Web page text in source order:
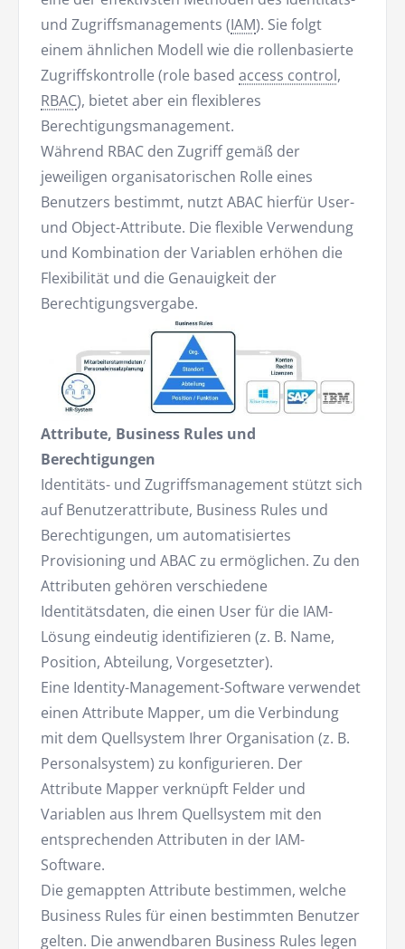
und Zugriffsmanagements (IAM). Sie folgt
einem ähnlichen Modell wie die rollenbasierte
Zugriffskontrolle (role based access control,
RBAC), bietet aber ein flexibleres
Berechtigungsmanagement.
Während RBAC den Zugriff gemäß der
jeweiligen organisatorischen Rolle eines
Benutzers bestimmt, nutzt ABAC hierfür User-
und Object-Attribute. Die flexible Verwendung
und Kombination der Variablen erhöhen die
Flexibilität und die Genauigkeit der
Berechtigungsvergabe.
Attribute, Business Rules und
Berechtigungen
Identitäts- und Zugriffsmanagement stützt sich
auf Benutzerattribute, Business Rules und
Berechtigungen, um automatisiertes
Provisioning und ABAC zu ermöglichen. Zu den
Attributen gehören verschiedene
Identitätsdaten, die einen User für die IAM-
Lösung eindeutig identifizieren (z. B. Name,
Position, Abteilung, Vorgesetzter).
Eine Identity-Management-Software verwendet
einen Attribute Mapper, um die Verbindung
mit dem Quellsystem Ihrer Organisation (z. B.
Personalsystem) zu konfigurieren. Der
Attribute Mapper verknüpft Felder und
Variablen aus Ihrem Quellsystem mit den
entsprechenden Attributen in der IAM-
Software.
Die gemappten Attribute bestimmen, welche
Business Rules für einen bestimmten Benutzer
gelten. Die anwendbaren Business Rules legen